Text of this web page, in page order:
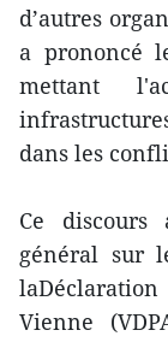
d’autres
a prononcé
mettant
dans les
Ce
général sur
Vienne